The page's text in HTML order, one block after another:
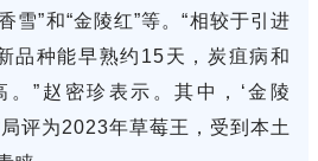
雪”和“金陵红”等。“相较于引进
品种能早熟约15天，炭疽病和
”赵密珍表示。其中，‘金陵
评为2023年草莓王，受到本土